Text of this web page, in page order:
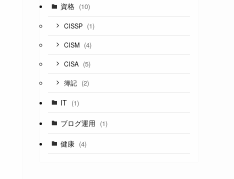
資格 (10)
CISSP (1)
CISM (4)
CISA (5)
簿記 (2)
IT (1)
ブログ運用 (1)
健康 (4)